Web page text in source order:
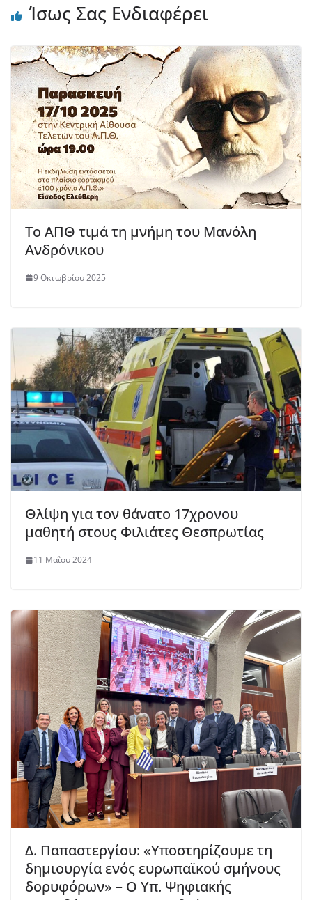
Ίσως Σας Ενδιαφέρει
Το ΑΠΘ τιμά τη μνήμη του Μανόλη
Ανδρόνικου
9 Οκτωβρίου 2025
Θλίψη για τον θάνατο 17χρονου
μαθητή στους Φιλιάτες Θεσπρωτίας
11 Μαΐου 2024
Δ. Παπαστεργίου: «Υποστηρίζουμε τη
δημιουργία ενός ευρωπαϊκού σμήνους
δορυφόρων» – Ο Υπ. Ψηφιακής